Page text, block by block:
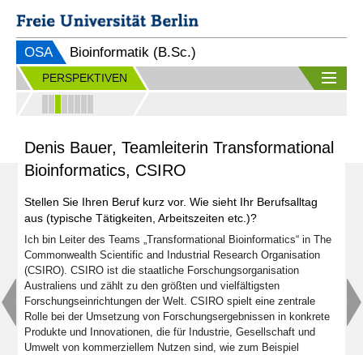
OSA Bioinformatik (B.Sc.)
PERSPEKTIVEN
Denis Bauer, Teamleiterin Transformational
Bioinformatics, CSIRO
Stellen Sie Ihren Beruf kurz vor. Wie sieht Ihr Berufsalltag
aus (typische Tätigkeiten, Arbeitszeiten etc.)?
Ich bin Leiter des Teams „Transformational Bioinformatics“ in The
Commonwealth Scientific and Industrial Research Organisation
(CSIRO). CSIRO ist die staatliche Forschungsorganisation
Australiens und zählt zu den größten und vielfältigsten
Forschungseinrichtungen der Welt. CSIRO spielt eine zentrale
Rolle bei der Umsetzung von Forschungsergebnissen in konkrete
Produkte und Innovationen, die für Industrie, Gesellschaft und
Umwelt von kommerziellem Nutzen sind, wie zum Beispiel